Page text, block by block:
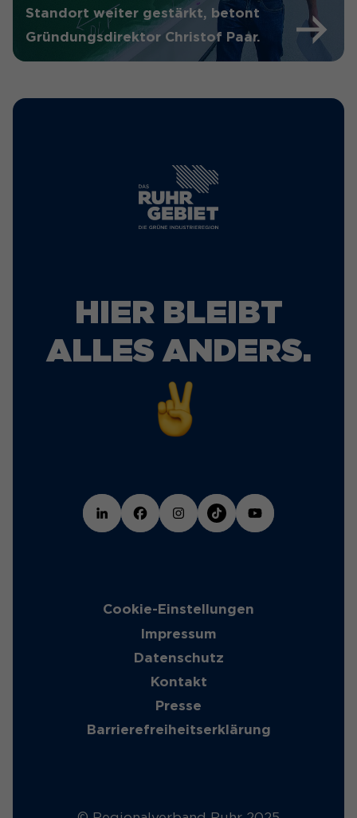
Standort weiter gestärkt, betont
Gründungsdirektor Christof Paar.
HIER BLEIBT
ALLES ANDERS.
Cookie-Einstellungen
Impressum
Datenschutz
Kontakt
Presse
Barrierefreiheitserklärung